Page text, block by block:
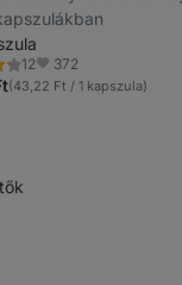
12Kedvencek
372
(43,22 Ft / 1 kapszula)